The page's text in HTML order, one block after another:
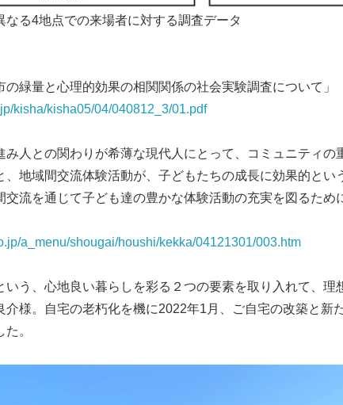
なる4地点での来場者に対する調査データ
の緑量と心理的効果の相関関係の社会実験調査について」
kisha/kisha05/04/040812_3/01.pdf
み人との関わりが希薄な現代人にとって、コミュニティの
、地域間交流体験活動が、子どもたちの成長に効果的とい
交流を通じて子ども達の豊かな体験活動の充実を図るため
a_menu/shougai/houshi/kekka/04121301/003.htm
いう、心地良い暮らしを彩る２つの要素を取り入れて、理
介様。自宅の老朽化を機に2022年1月、ご自宅の改築と新
。